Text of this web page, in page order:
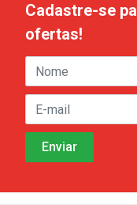
Cadastre-se
ofertas!